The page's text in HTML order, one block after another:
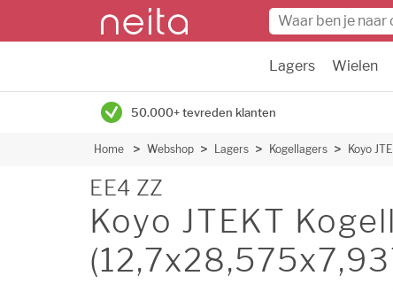
Lagers Wielen
50.000+ tevreden klanten
Home Webshop Lagers Kogellagers Koyo
EE4 ZZ
Koyo JTEKT